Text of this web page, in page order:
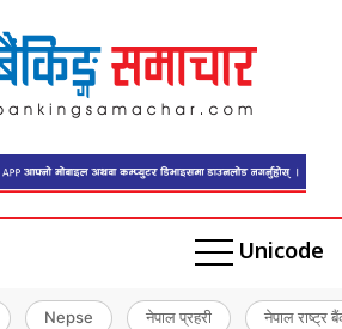
Unicode
Nepse नेपाल प्रहरी नेपाल राष्ट्र